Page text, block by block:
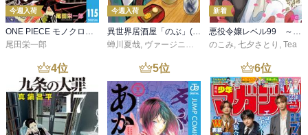
今週入荷
尾田栄一郎
今週入荷
蝉川夏哉 ヴァージニア二等兵 ,転
新着
のこみ 七夕さとり Tea
4位 5位 6位